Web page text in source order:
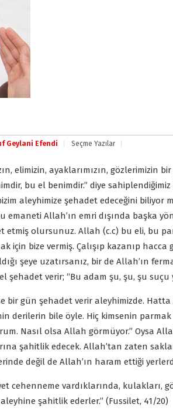
Geylani Efendi Seçme Yazılar
elimizin, ayaklarımızın, gözlerimizin
bu el benimdir.” diye sahiplendiğimiz
aleyhimize şehadet edeceğini biliyor
Allah’ın emri dışında başka
etmiş olursunuz. Allah (c.c) bu eli, bu
için bize vermiş. Çalışıp kazanıp hacca
şeye uzatırsanız, bir de Allah’ın
şehadet verir; “Bu adam şu, şu, şu suçu
bir gün şehadet verir aleyhimizde.
derilerin bile öyle. Hiç kimsenin parmak
Nasıl olsa Allah görmüyor.” Oysa
şahitlik edecek. Allah’tan zaten
değil de Allah’ın haram ettiği
cehenneme vardıklarında, kulakları,
şahitlik ederler.” (Fussilet, 41/20)